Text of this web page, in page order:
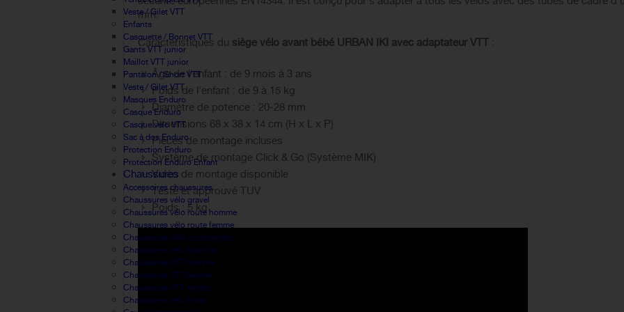
Veste / Gilet VTT
Enfants
Casquette / Bonnet VTT
Gants VTT junior
Maillot VTT junior
Pantalon / Short VTT
Veste / Gilet VTT
Masques Enduro
Casque Enduro
Casque vélo VTT
Sac à dos Enduro
Protection Enduro
Protection Enduro Enfant
Chaussures
Accessoires chaussures
Chaussures vélo gravel
Chaussures vélo route homme
Chaussures vélo route femme
Chaussures vélo route enfant
Chaussures vélo triathlon
Chaussures VTT homme
Chaussures VTT femme
Chaussures VTT enfant
Chaussures vélo hiver
mm.
Caractéristiques du siège vélo avant bébé URBAN IKI avec adaptateur VTT :
Âge de l'enfant : de 9 mois à 3 ans
Poids de l'enfant : de 9 à 15 kg
Diamètre de potence : 20-28 mm
Dimensions 68 x 38 x 14 cm (H x L x P)
Pièces de montage incluses
Système de montage Click & Go (Système MIK)
Vidéo de montage disponible
Testé et approuvé TUV
Poids : 5 kg.